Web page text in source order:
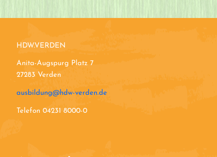
HDW.VERDEN
Anita-Augspurg Platz 7
27283 Verden
ausbildung@hdw-verden.de
Telefon 04231 8000-0